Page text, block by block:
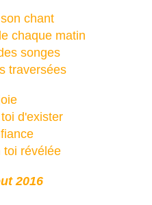
chant
chaque matin
songes
traversées
d'exister
toi révélée
2016